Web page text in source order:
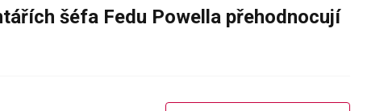
šéfa Fedu Powella přehodnocují